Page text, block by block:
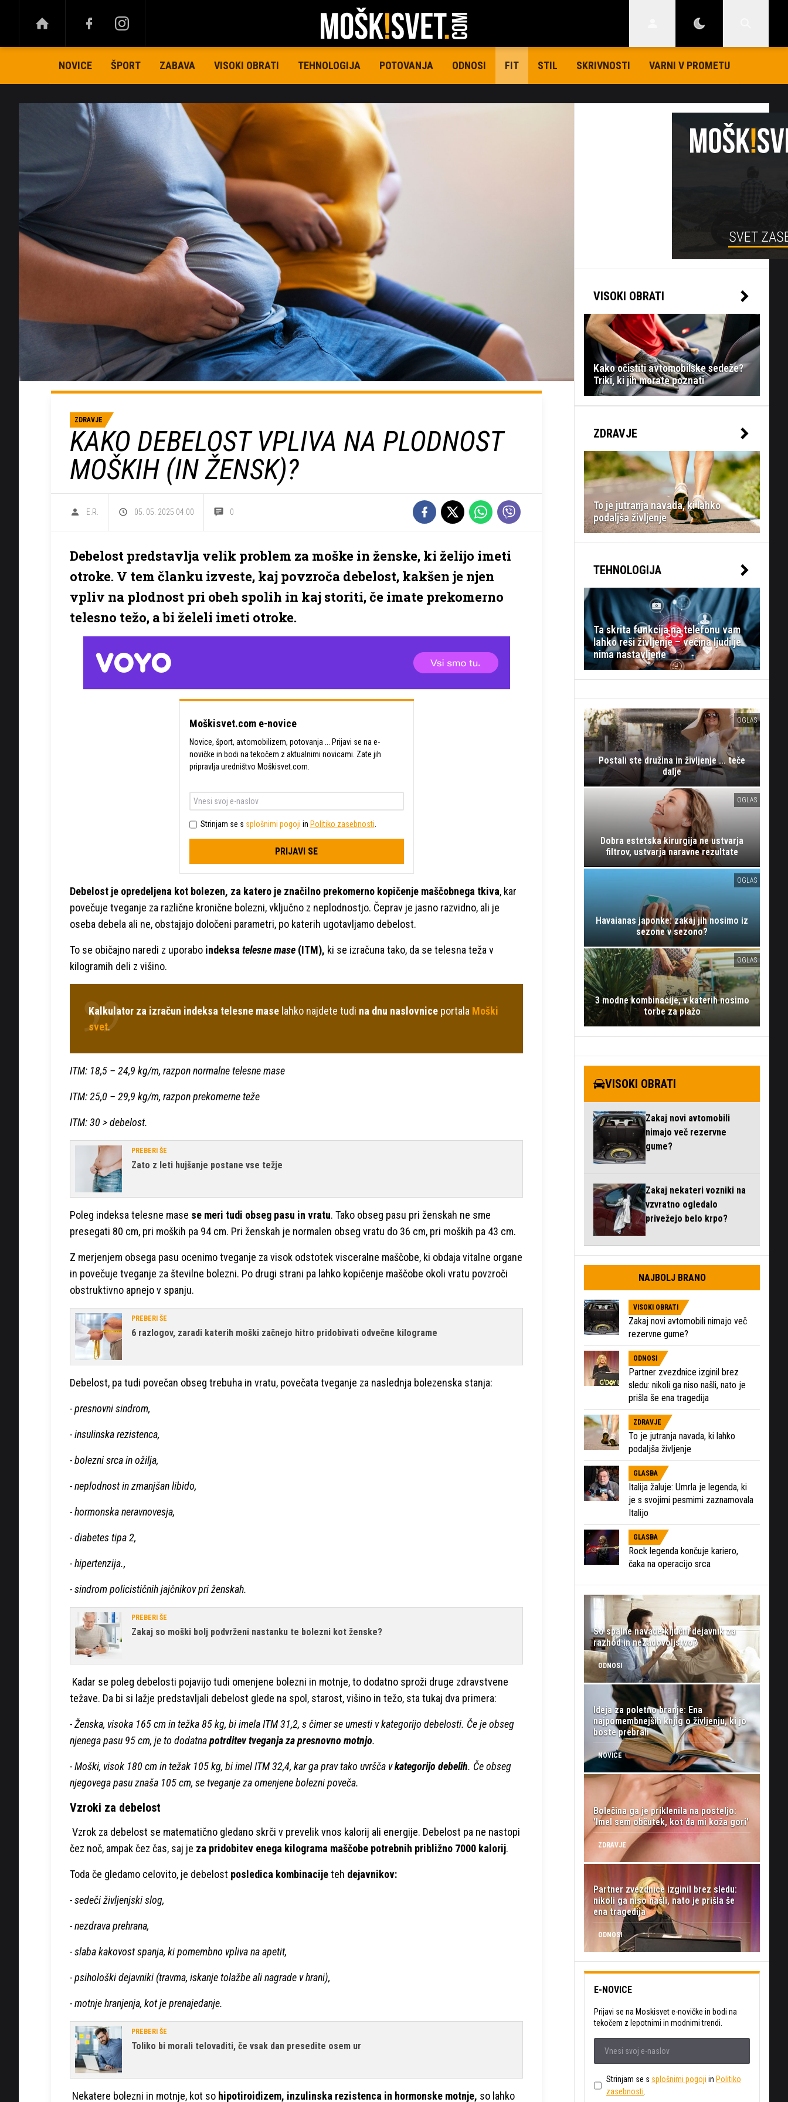
NOVICE ŠPORT ZABAVA VISOKI OBRATI TEHNOLOGIJA POTOVANJA ODNOSI FIT STIL SKRIVNOSTI VARNI V PROMETU
ZDRAVJE
KAKO DEBELOST VPLIVA NA PLODNOST
MOŠKIH (IN ŽENSK)?
E.R. 05. 05. 2025 04.00 0
Debelost predstavlja velik problem za moške in ženske, ki želijo imeti
otroke. V tem članku izveste, kaj povzroča debelost, kakšen je njen
vpliv na plodnost pri obeh spolih in kaj storiti, če imate prekomerno
telesno težo, a bi želeli imeti otroke.
Moškisvet.com e-novice
Novice, šport, avtomobilizem, potovanja ... Prijavi se na e-
novičke in bodi na tekočem z aktualnimi novicami. Zate jih
pripravlja uredništvo Moškisvet.com.
Strinjam se s splošnimi pogoji in Politiko zasebnosti
PRIJAVI SE
Debelost je opredeljena kot bolezen, za katero je značilno prekomerno kopičenje maščobnega tkiva, kar
povečuje tveganje za različne kronične bolezni, vključno z neplodnostjo. Čeprav je jasno razvidno, ali je
oseba debela ali ne, obstajajo določeni parametri, po katerih ugotavljamo debelost.
To se običajno naredi z uporabo indeksa telesne mase (ITM), ki se izračuna tako, da se telesna teža v
kilogramih deli z višino.
Kalkulator za izračun indeksa telesne mase lahko najdete tudi na dnu naslovnice portala Moški
svet.
ITM: 18,5 – 24,9 kg/m, razpon normalne telesne mase
ITM: 25,0 – 29,9 kg/m, razpon prekomerne teže
ITM: 30 > debelost.
PREBERI ŠE
Zato z leti hujšanje postane vse težje
Poleg indeksa telesne mase se meri tudi obseg pasu in vratu. Tako obseg pasu pri ženskah ne sme
presegati 80 cm, pri moških pa 94 cm. Pri ženskah je normalen obseg vratu do 36 cm, pri moških pa 43 cm.
Z merjenjem obsega pasu ocenimo tveganje za visok odstotek visceralne maščobe, ki obdaja vitalne organe
in povečuje tveganje za številne bolezni. Po drugi strani pa lahko kopičenje maščobe okoli vratu povzroči
obstruktivno apnejo v spanju.
PREBERI ŠE
6 razlogov, zaradi katerih moški začnejo hitro pridobivati odvečne kilograme
Debelost, pa tudi povečan obseg trebuha in vratu, povečata tveganje za naslednja bolezenska stanja:
- presnovni sindrom,
- insulinska rezistenca,
- bolezni srca in ožilja,
- neplodnost in zmanjšan libido,
- hormonska neravnovesja,
- diabetes tipa 2,
- hipertenzija.,
- sindrom policističnih jajčnikov pri ženskah.
PREBERI ŠE
Zakaj so moški bolj podvrženi nastanku te bolezni kot ženske?
Kadar se poleg debelosti pojavijo tudi omenjene bolezni in motnje, to dodatno sproži druge zdravstvene
težave. Da bi si lažje predstavljali debelost glede na spol, starost, višino in težo, sta tukaj dva primera:
- Ženska, visoka 165 cm in težka 85 kg, bi imela ITM 31,2, s čimer se umesti v kategorijo debelosti. Če je obseg
njenega pasu 95 cm, je to dodatnapotrditev tveganja za presnovno motnjo.
- Moški, visok 180 cm in težak 105 kg, bi imel ITM 32,4, kar ga prav tako uvršča vkategorijo debelih. Če obseg
njegovega pasu znaša 105 cm, se tveganje za omenjene bolezni poveča.
Vzroki za debelost
Vzrok za debelost se matematično gledano skrči v prevelik vnos kalorij ali energije. Debelost pa ne nastopi
čez noč, ampak čez čas, saj je za pridobitev enega kilograma maščobe potrebnih približno 7000 kalorij.
Toda če gledamo celovito, je debelost posledica kombinacijeteh dejavnikov:
- sedeči življenjski slog,
- nezdrava prehrana,
- slaba kakovost spanja, ki pomembno vpliva na apetit,
- psihološki dejavniki (travma, iskanje tolažbe ali nagrade v hrani),
- motnje hranjenja, kot je prenajedanje.
PREBERI ŠE
Toliko bi morali telovaditi, če vsak dan presedite osem ur
Nekatere bolezni in motnje, kot so hipotiroidizem, inzulinska rezistenca in hormonske motnje, so lahko
VISOKI OBRATI
Kako očistiti avtomobilske sedeže?
Triki, ki jih morate poznati
ZDRAVJE
To je jutranja navada, ki lahko
podaljša življenje
TEHNOLOGIJA
Ta skrita funkcija na telefonu vam
lahko reši življenje – večina ljudi je
nima nastavljene
OGLAS
Postali ste družina in življenje ... teče
dalje
OGLAS
Dobra estetska kirurgija ne ustvarja
filtrov, ustvarja naravne rezultate
OGLAS
Havaianas japonke: zakaj jih nosimo iz
sezone v sezono?
OGLAS
3 modne kombinacije, v katerih nosimo
torbe za plažo
VISOKI OBRATI
Zakaj novi avtomobili
nimajo več rezervne
gume?
Zakaj nekateri vozniki na
vzvratno ogledalo
privežejo belo krpo?
NAJBOLJ BRANO
VISOKI OBRATI
Zakaj novi avtomobili nimajo več
rezervne gume?
ODNOSI
Partner zvezdnice izginil brez
sledu: nikoli ga niso našli, nato je
prišla še ena tragedija
ZDRAVJE
To je jutranja navada, ki lahko
podaljša življenje
GLASBA
Italija žaluje: Umrla je legenda, ki
je s svojimi pesmimi zaznamovala
Italijo
GLASBA
Rock legenda končuje kariero,
čaka na operacijo srca
So spalne navade ključni dejavnik za
razhod in nezadovoljstvo?
ODNOSI
Ideja za poletno branje: Ena
najpomembnejših knjig o življenju, ki jo
boste prebrali
NOVICE
Bolečina ga je priklenila na posteljo:
'Imel sem občutek, kot da mi koža gori'
ZDRAVJE
Partner zvezdnice izginil brez sledu:
nikoli ga niso našli, nato je prišla še
ena tragedija
ODNOSI
E-NOVICE
Prijavi se na Moskisvet e-novičke in bodi na
tekočem z lepotnimi in modnimi trendi.
Strinjam se s splošnimi pogoji in Politiko
zasebnosti